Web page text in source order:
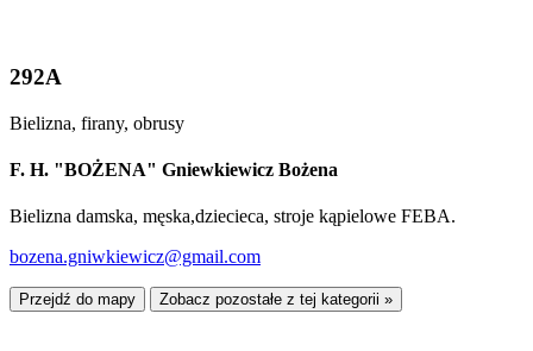
292A
Bielizna, firany, obrusy
F. H. "BOŻENA" Gniewkiewicz Bożena
Bielizna damska, męska,dziecieca, stroje kąpielowe FEBA.
bozena.gniwkiewicz@gmail.com
Przejdź do mapy Zobacz pozostałe z tej kategorii »